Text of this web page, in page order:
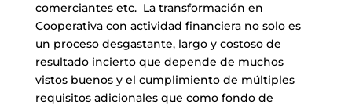
comerciantes etc. La transformación en
Cooperativa con actividad financiera no solo es
un proceso desgastante, largo y costoso de
resultado incierto que depende de muchos
vistos buenos y el cumplimiento de múltiples
requisitos adicionales que como fondo de